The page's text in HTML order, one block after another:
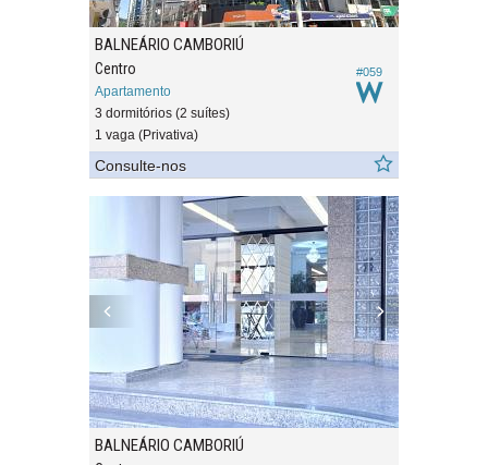
#059
BALNEÁRIO CAMBORIÚ
Centro
Apartamento
3 dormitórios (2 suítes)
1 vaga (Privativa)
Consulte-nos
BALNEÁRIO CAMBORIÚ